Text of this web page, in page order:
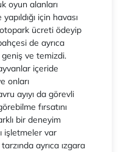
oyun alanları
için havası
ücreti ödeyip
de ayrıca
ve temizdi.
içeride
onları
ayıyı da görevli
fırsatını
bir deneyim
işletmeler var
ayrıca ızgara